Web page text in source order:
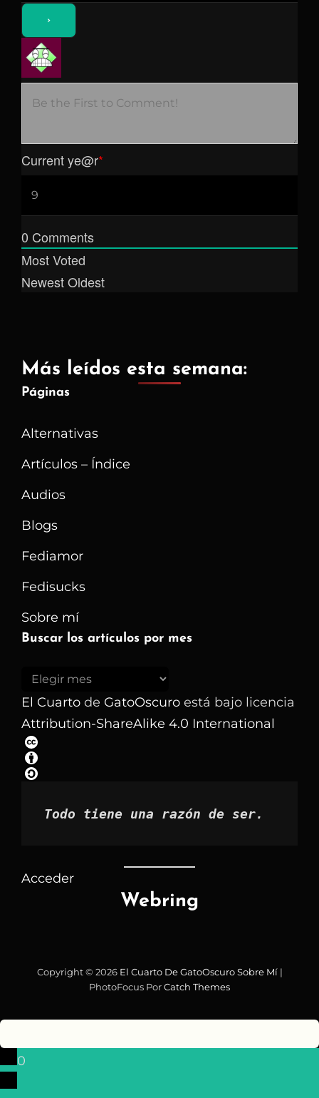
Current ye@r*
0 Comments
Most Voted
NewestOldest
Más leídos esta semana:
Páginas
Alternativas
Artículos – Índice
Audios
Blogs
Fediamor
Fedisucks
Sobre mí
Buscar los artículos por mes
Buscar
los
artículos
por
mes
El Cuarto de GatoOscuro está bajo licencia
Attribution-ShareAlike 4.0 International
Todo tiene una razón de ser.
Acceder
Webring
Copyright © 2026 El Cuarto De GatoOscuro Sobre Mí|
PhotoFocus PorCatch Themes
0